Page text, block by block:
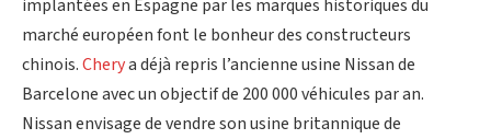
implantées en Espagne par les marques historiques du
marché européen font le bonheur des constructeurs
chinois.Cherya déjà repris l’ancienne usine Nissan de
Barcelone avec un objectif de 200 000 véhicules par an.
Nissan envisage de vendre son usine britannique de